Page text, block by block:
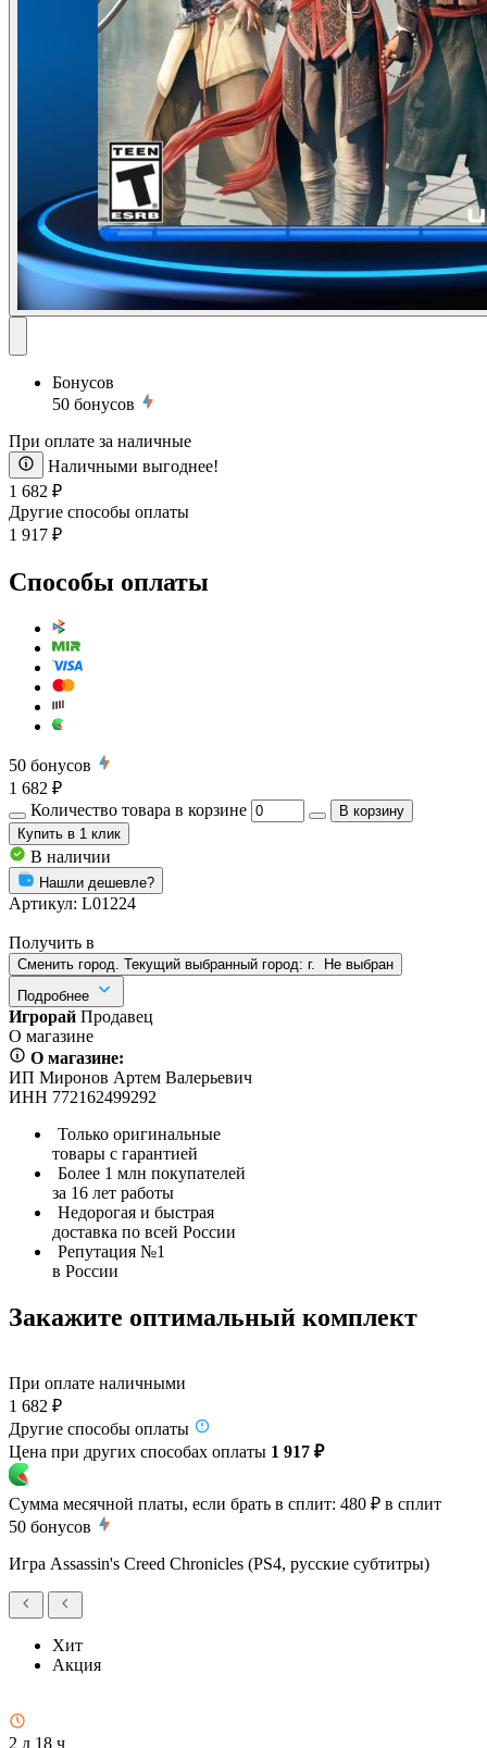
Бонусов
50 бонусов
При оплате за наличные
Наличными выгоднее!
1 682 ₽
Другие способы оплаты
1 917 ₽
Способы оплаты
50 бонусов
1 682 ₽
Количество товара в корзине
В корзину
Купить в 1 клик
В наличии
Нашли дешевле?
Артикул: L01224
Получить в
Сменить город. Текущий выбранный город: г.
Не выбран
Подробнее
Игрорай Продавец
О магазине
О магазине:
ИП Миронов Артем Валерьевич
ИНН 772162499292
Только оригинальные
товары с гарантией
Более 1 млн покупателей
за 16 лет работы
Недорогая и быстрая
доставка по всей России
Репутация №1
в России
Закажите оптимальный комплект
При оплате наличными
1 682 ₽
Другие способы оплаты
Цена при других способах оплаты 1 917 ₽
Сумма месячной платы, если брать в сплит: 480 ₽ в сплит
50 бонусов
Игра Assassin's Creed Chronicles (PS4, русские субтитры)
Хит
Акция
2 д 18 ч